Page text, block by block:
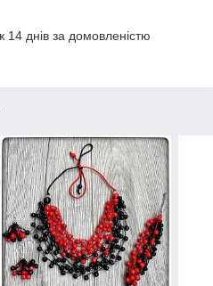
днів за домовленістю